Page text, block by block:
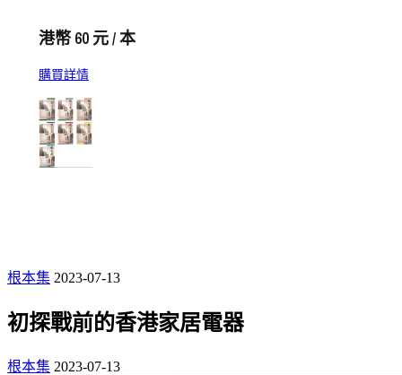
港幣 60 元 / 本
購買詳情
根本集 2023-07-13
初探戰前的香港家居電器
根本集 2023-07-13